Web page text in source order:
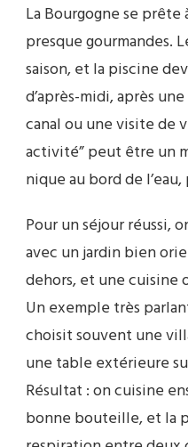
La Bourgogne se prête
presque gourmandes.
saison, et la piscine
d’après-midi, après
canal ou une visite de
activité” peut être un
nique au bord de
Pour un séjour réussi,
avec un jardin bien
dehors, et une cuisine
Un exemple très
choisit souvent une
une table extérieure
Résultat : on cuisine
bonne bouteille, et la